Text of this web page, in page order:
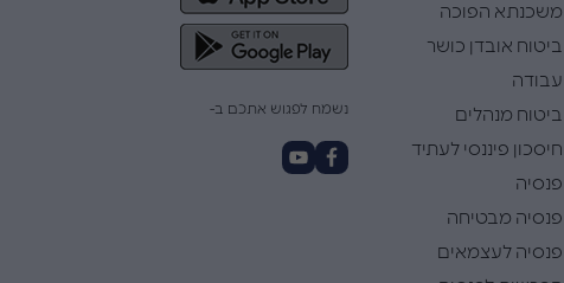
משכנתא הפוכה
ביטוח אובדן כושר
עבודה
ביטוח מנהלים
חיסכון פיננסי לעתיד
פנסיה
פנסיה מבטיחה
פנסיה לעצמאים
נשמח לפגוש אתכם ב-